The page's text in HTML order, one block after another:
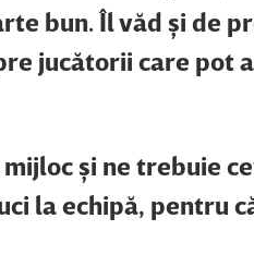
bun. Îl văd şi de
jucătorii care pot
şi ne trebuie
la echipă, pentru